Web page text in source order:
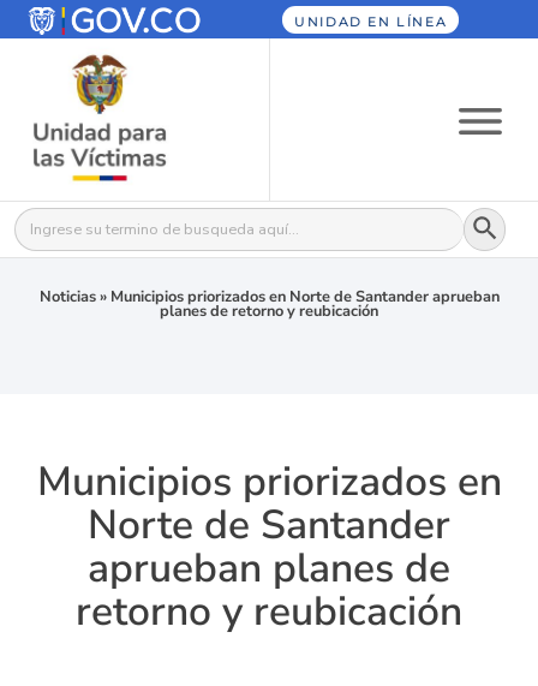
UNIDAD EN LÍNEA
Buscar: Botón
Noticias» Municipios priorizados en Norte de Santander aprueban
planes de retorno y reubicación
Municipios priorizados en
Norte de Santander
aprueban planes de
retorno y reubicación